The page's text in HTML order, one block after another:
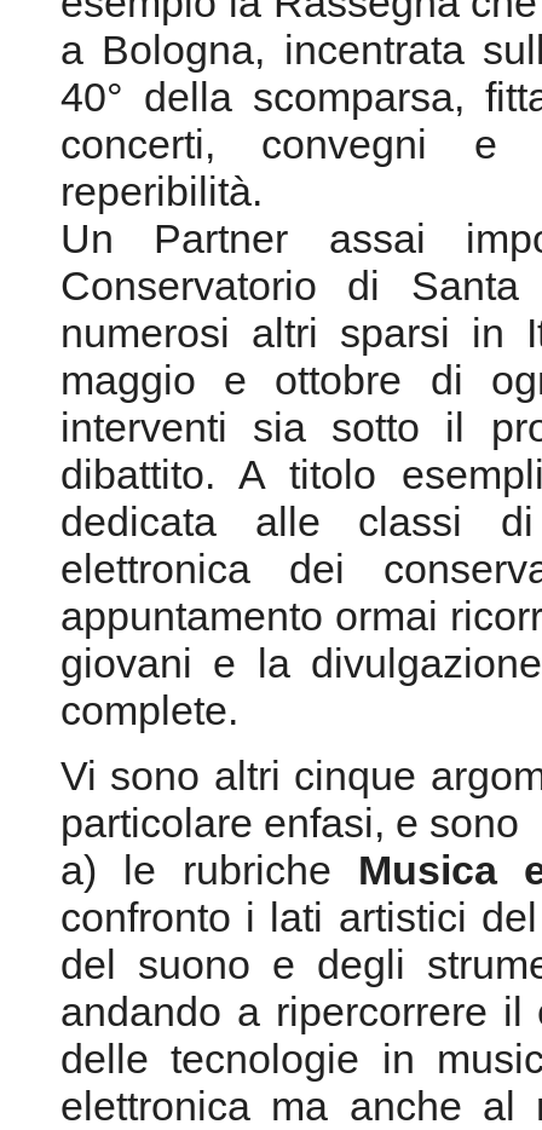
Un Partner assai
Conservatorio di
numerosi altri sparsi in
maggio e ottobre di
interventi sia sotto il
dibattito. A titolo
dedicata alle classi
elettronica dei
appuntamento ormai
giovani e la
complete.
Vi sono altri cinque
particolare enfasi, e sono
a) le rubricheMusica
confronto i lati artistici
del suono e degli
andando a ripercorrere il
delle tecnologie in
elettronica ma anche al
dell’organaria.
b) La rubricaMusica e
dar spazio alle
paese - pur in carenza